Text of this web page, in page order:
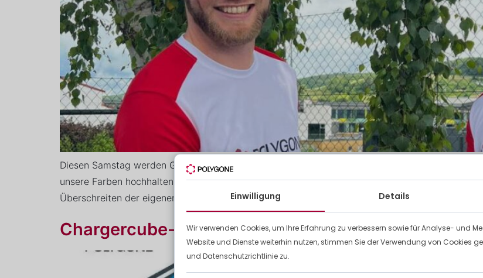
Diesen Samstag werden Guillaume und Nicolas stolz in den Farben von Polygone beim ING
unsere Farben hochhalten, im Sinne dieses unumgänglichen Ereignisses, angetrieben von
Überschreiten der eigenen Grenzen. Viel Glück für dieses schöne menschliche und sportliche
Chargercube-Ladestation
Einwilligung Details
Wir verwenden Cookies, um Ihre Erfahrung zu verbessern sowie für Analyse- und
Website und Dienste weiterhin nutzen, stimmen Sie der Verwendung von Cookies
und Datenschutzrichtlinie zu.